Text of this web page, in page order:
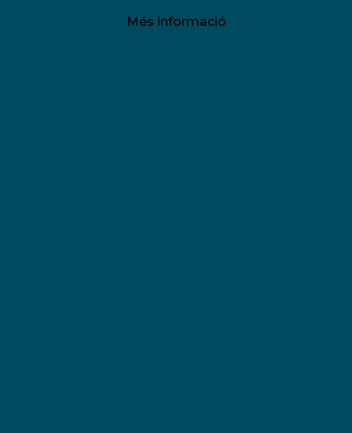
Més informació